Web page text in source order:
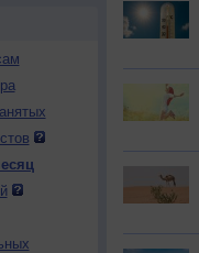
Пт
Пн